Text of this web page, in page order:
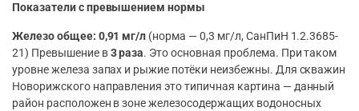
Показатели с превышением нормы
Железо общее: 0,91 мг/л (норма — 0,3 мг/л, СанПиН 1.2.3685-
21) Превышение в3 раза. Это основная проблема. При таком
уровне железа запах и рыжие потёки неизбежны. Для скважин
Новорижского направления это типичная картина — данный
район расположен в зоне железосодержащих водоносных